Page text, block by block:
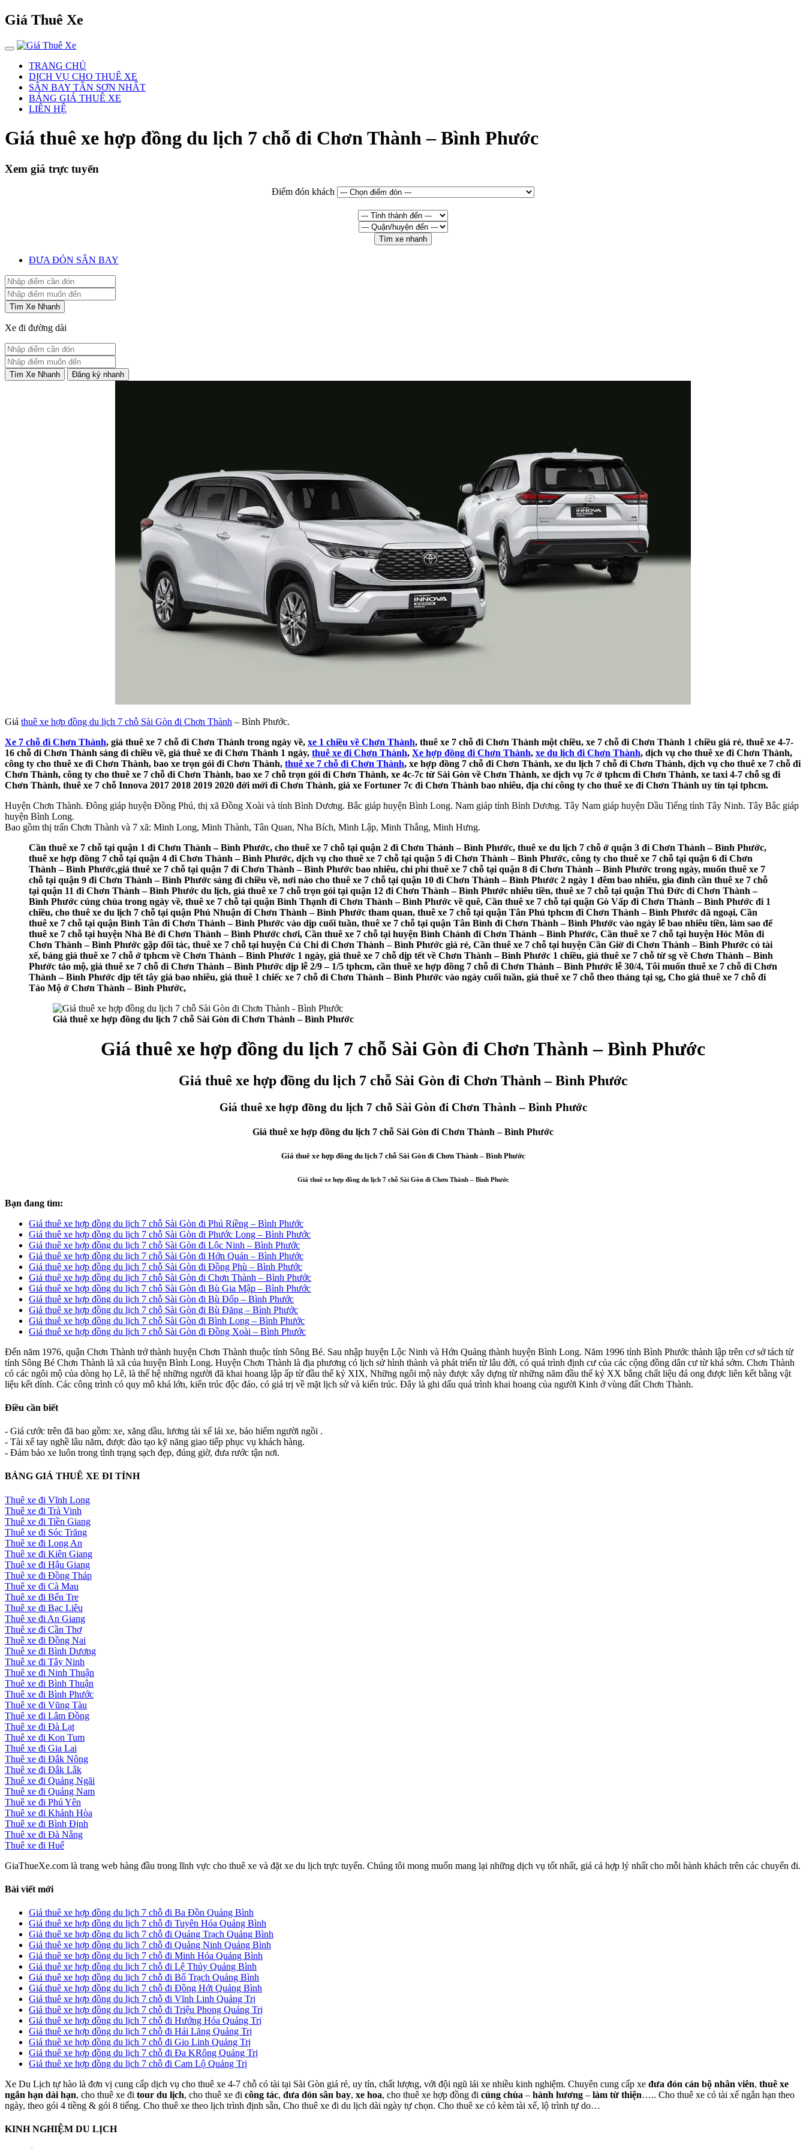
Giá Thuê Xe
TRANG CHỦ
DỊCH VỤ CHO THUÊ XE
SÂN BAY TÂN SƠN NHẤT
BẢNG GIÁ THUÊ XE
LIÊN HỆ
Giá thuê xe hợp đồng du lịch 7 chỗ đi Chơn Thành – Bình Phước
Xem giá trực tuyến
Điểm đón khách
Tìm xe nhanh
ĐƯA ĐÓN SÂN BAY
Tìm Xe Nhanh
Xe đi đường dài
Tìm Xe Nhanh Đăng ký nhanh
Giá thuê xe hợp đồng du lịch 7 chỗ Sài Gòn đi Chơn Thành – Bình Phước.
Xe 7 chỗ đi Chơn Thành, giá thuê xe 7 chỗ đi Chơn Thành trong ngày về, xe 1 chiều về Chơn Thành, thuê xe 7 chỗ đi Chơn Thành một chiều, xe 7 chỗ đi Chơn Thành 1 chiều giá rẻ, thuê xe 4-7-
16 chỗ đi Chơn Thành sáng đi chiều về, giá thuê xe đi Chơn Thành 1 ngày, thuê xe đi Chơn Thành, Xe hợp đồng đi Chơn Thành, xe du lịch đi Chơn Thành, dịch vụ cho thuê xe đi Chơn Thành,
công ty cho thuê xe đi Chơn Thành, bao xe trọn gói đi Chơn Thành, thuê xe 7 chỗ đi Chơn Thành, xe hợp đồng 7 chỗ đi Chơn Thành, xe du lịch 7 chỗ đi Chơn Thành, dịch vụ cho thuê xe 7 chỗ đi
Chơn Thành, công ty cho thuê xe 7 chỗ đi Chơn Thành, bao xe 7 chỗ trọn gói đi Chơn Thành, xe 4c-7c từ Sài Gòn về Chơn Thành, xe dịch vụ 7c ở tphcm đi Chơn Thành, xe taxi 4-7 chỗ sg đi
Chơn Thành, thuê xe 7 chỗ Innova 2017 2018 2019 2020 đời mới đi Chơn Thành, giá xe Fortuner 7c đi Chơn Thành bao nhiêu, địa chỉ công ty cho thuê xe đi Chơn Thành uy tín tại tphcm.
Huyện Chơn Thành. Đông giáp huyện Đồng Phú, thị xã Đồng Xoài và tỉnh Bình Dương. Bắc giáp huyện Bình Long. Nam giáp tỉnh Bình Dương. Tây Nam giáp huyện Dầu Tiếng tỉnh Tây Ninh. Tây Bắc giáp
huyện Bình Long.
Bao gồm thị trấn Chơn Thành và 7 xã: Minh Long, Minh Thành, Tân Quan, Nha Bích, Minh Lập, Minh Thắng, Minh Hưng.
Cần thuê xe 7 chỗ tại quận 1 đi Chơn Thành – Bình Phước, cho thuê xe 7 chỗ tại quận 2 đi Chơn Thành – Bình Phước, thuê xe du lịch 7 chỗ ở quận 3 đi Chơn Thành – Bình Phước,
thuê xe hợp đồng 7 chỗ tại quận 4 đi Chơn Thành – Bình Phước, dịch vụ cho thuê xe 7 chỗ tại quận 5 đi Chơn Thành – Bình Phước, công ty cho thuê xe 7 chỗ tại quận 6 đi Chơn
Thành – Bình Phước,giá thuê xe 7 chỗ tại quận 7 đi Chơn Thành – Bình Phước bao nhiêu, chi phí thuê xe 7 chỗ tại quận 8 đi Chơn Thành – Bình Phước trong ngày, muốn thuê xe 7
chỗ tại quận 9 đi Chơn Thành – Bình Phước sáng đi chiều về, nơi nào cho thuê xe 7 chỗ tại quận 10 đi Chơn Thành – Bình Phước 2 ngày 1 đêm bao nhiêu, gia đình cần thuê xe 7 chỗ
tại quận 11 đi Chơn Thành – Bình Phước du lịch, giá thuê xe 7 chỗ trọn gói tại quận 12 đi Chơn Thành – Bình Phước nhiêu tiền, thuê xe 7 chỗ tại quận Thủ Đức đi Chơn Thành –
Bình Phước cúng chùa trong ngày về, thuê xe 7 chỗ tại quận Bình Thạnh đi Chơn Thành – Bình Phước về quê, Cần thuê xe 7 chỗ tại quận Gò Vấp đi Chơn Thành – Bình Phước đi 1
chiều, cho thuê xe du lịch 7 chỗ tại quận Phú Nhuận đi Chơn Thành – Bình Phước tham quan, thuê xe 7 chỗ tại quận Tân Phú tphcm đi Chơn Thành – Bình Phước dã ngoại, Cần
thuê xe 7 chỗ tại quận Bình Tân đi Chơn Thành – Bình Phước vào dịp cuối tuần, thuê xe 7 chỗ tại quận Tân Bình đi Chơn Thành – Bình Phước vào ngày lễ bao nhiêu tiền, làm sao để
thuê xe 7 chỗ tại huyện Nhà Bè đi Chơn Thành – Bình Phước chơi, Cần thuê xe 7 chỗ tại huyện Bình Chánh đi Chơn Thành – Bình Phước, Cần thuê xe 7 chỗ tại huyện Hóc Môn đi
Chơn Thành – Bình Phước gặp đối tác, thuê xe 7 chỗ tại huyện Củ Chi đi Chơn Thành – Bình Phước giá rẻ, Cần thuê xe 7 chỗ tại huyện Cần Giờ đi Chơn Thành – Bình Phước có tài
xế, bảng giá thuê xe 7 chỗ ở tphcm về Chơn Thành – Bình Phước 1 ngày, giá thuê xe 7 chỗ dịp tết về Chơn Thành – Bình Phước 1 chiều, giá thuê xe 7 chỗ từ sg về Chơn Thành – Bình
Phước tảo mộ, giá thuê xe 7 chỗ đi Chơn Thành – Bình Phước dịp lễ 2/9 – 1/5 tphcm, cần thuê xe hợp đồng 7 chỗ đi Chơn Thành – Bình Phước lễ 30/4, Tôi muốn thuê xe 7 chỗ đi Chơn
Thành – Bình Phước dịp tết tây giá bao nhiêu, giá thuê 1 chiếc xe 7 chỗ đi Chơn Thành – Bình Phước vào ngày cuối tuần, giá thuê xe 7 chỗ theo tháng tại sg, Cho giá thuê xe 7 chỗ đi
Tảo Mộ ở Chơn Thành – Bình Phước,
Giá thuê xe hợp đồng du lịch 7 chỗ Sài Gòn đi Chơn Thành – Bình Phước
Giá thuê xe hợp đồng du lịch 7 chỗ Sài Gòn đi Chơn Thành – Bình Phước
Giá thuê xe hợp đồng du lịch 7 chỗ Sài Gòn đi Chơn Thành – Bình Phước
Giá thuê xe hợp đồng du lịch 7 chỗ Sài Gòn đi Chơn Thành – Bình Phước
Giá thuê xe hợp đồng du lịch 7 chỗ Sài Gòn đi Chơn Thành – Bình Phước
Giá thuê xe hợp đồng du lịch 7 chỗ Sài Gòn đi Chơn Thành – Bình Phước
Giá thuê xe hợp đồng du lịch 7 chỗ Sài Gòn đi Chơn Thành – Bình Phước
Bạn đang tìm:
Giá thuê xe hợp đồng du lịch 7 chỗ Sài Gòn đi Phú Riềng – Bình Phước
Giá thuê xe hợp đồng du lịch 7 chỗ Sài Gòn đi Phước Long – Bình Phước
Giá thuê xe hợp đồng du lịch 7 chỗ Sài Gòn đi Lộc Ninh – Bình Phước
Giá thuê xe hợp đồng du lịch 7 chỗ Sài Gòn đi Hớn Quản – Bình Phước
Giá thuê xe hợp đồng du lịch 7 chỗ Sài Gòn đi Đồng Phù – Bình Phước
Giá thuê xe hợp đồng du lịch 7 chỗ Sài Gòn đi Chơn Thành – Bình Phước
Giá thuê xe hợp đồng du lịch 7 chỗ Sài Gòn đi Bù Gia Mập – Bình Phước
Giá thuê xe hợp đồng du lịch 7 chỗ Sài Gòn đi Bù Đốp – Bình Phước
Giá thuê xe hợp đồng du lịch 7 chỗ Sài Gòn đi Bù Đăng – Bình Phước
Giá thuê xe hợp đồng du lịch 7 chỗ Sài Gòn đi Bình Long – Bình Phước
Giá thuê xe hợp đồng du lịch 7 chỗ Sài Gòn đi Đồng Xoài – Bình Phước
Đến năm 1976, quận Chơn Thành trở thành huyện Chơn Thành thuộc tỉnh Sông Bé. Sau nhập huyện Lộc Ninh và Hớn Quảng thành huyện Bình Long. Năm 1996 tỉnh Bình Phước thành lập trên cơ sở tách từ
tỉnh Sông Bé Chơn Thành là xã của huyện Bình Long. Huyện Chơn Thành là địa phương có lịch sử hình thành và phát triển từ lâu đời, có quá trình định cư của các cộng đồng dân cư từ khá sớm. Chơn Thành
có các ngôi mộ của dòng họ Lê, là thế hệ những người đã khai hoang lập ấp từ đầu thế kỷ XIX, Những ngôi mộ này được xây dựng từ những năm đầu thế kỷ XX bằng chất liệu đá ong được liên kết bằng vật
liệu kết dính. Các công trình có quy mô khá lớn, kiến trúc độc đáo, có giá trị về mặt lịch sử và kiến trúc. Đây là ghi dấu quá trình khai hoang của người Kinh ở vùng đất Chơn Thành.
Điều cần biết
- Giá cước trên đã bao gồm: xe, xăng dầu, lương tài xế lái xe, bảo hiểm người ngồi .
- Tài xế tay nghề lâu năm, được đào tạo kỹ năng giao tiếp phục vụ khách hàng.
- Đảm bảo xe luôn trong tình trạng sạch đẹp, đúng giờ, đưa rước tận nơi.
BẢNG GIÁ THUÊ XE ĐI TỈNH
Thuê xe đi Vĩnh Long
Thuê xe đi Trà Vinh
Thuê xe đi Tiền Giang
Thuê xe đi Sóc Trăng
Thuê xe đi Long An
Thuê xe đi Kiên Giang
Thuê xe đi Hậu Giang
Thuê xe đi Đồng Tháp
Thuê xe đi Cà Mau
Thuê xe đi Bến Tre
Thuê xe đi Bạc Liêu
Thuê xe đi An Giang
Thuê xe đi Cần Thơ
Thuê xe đi Đồng Nai
Thuê xe đi Bình Dương
Thuê xe đi Tây Ninh
Thuê xe đi Ninh Thuận
Thuê xe đi Bình Thuận
Thuê xe đi Bình Phước
Thuê xe đi Vũng Tàu
Thuê xe đi Lâm Đồng
Thuê xe đi Đà Lạt
Thuê xe đi Kon Tum
Thuê xe đi Gia Lai
Thuê xe đi Đắk Nông
Thuê xe đi Đắk Lắk
Thuê xe đi Quảng Ngãi
Thuê xe đi Quảng Nam
Thuê xe đi Phú Yên
Thuê xe đi Khánh Hòa
Thuê xe đi Bình Định
Thuê xe đi Đà Nẵng
Thuê xe đi Huế
GiaThueXe.com là trang web hàng đầu trong lĩnh vực cho thuê xe và đặt xe du lịch trực tuyến. Chúng tôi mong muốn mang lại những dịch vụ tốt nhất, giá cả hợp lý nhất cho mỗi hành khách trên các chuyến đi.
Bài viết mới
Giá thuê xe hợp đồng du lịch 7 chỗ đi Ba Đồn Quảng Bình
Giá thuê xe hợp đồng du lịch 7 chỗ đi Tuyên Hóa Quảng Bình
Giá thuê xe hợp đồng du lịch 7 chỗ đi Quảng Trạch Quảng Bình
Giá thuê xe hợp đồng du lịch 7 chỗ đi Quảng Ninh Quảng Bình
Giá thuê xe hợp đồng du lịch 7 chỗ đi Minh Hóa Quảng Bình
Giá thuê xe hợp đồng du lịch 7 chỗ đi Lệ Thủy Quảng Bình
Giá thuê xe hợp đồng du lịch 7 chỗ đi Bố Trạch Quảng Bình
Giá thuê xe hợp đồng du lịch 7 chỗ đi Đồng Hới Quảng Bình
Giá thuê xe hợp đồng du lịch 7 chỗ đi Vĩnh Linh Quảng Trị
Giá thuê xe hợp đồng du lịch 7 chỗ đi Triệu Phong Quảng Trị
Giá thuê xe hợp đồng du lịch 7 chỗ đi Hướng Hóa Quảng Trị
Giá thuê xe hợp đồng du lịch 7 chỗ đi Hải Lăng Quảng Trị
Giá thuê xe hợp đồng du lịch 7 chỗ đi Gio Linh Quảng Trị
Giá thuê xe hợp đồng du lịch 7 chỗ đi Đa KRông Quảng Trị
Giá thuê xe hợp đồng du lịch 7 chỗ đi Cam Lộ Quảng Trị
Xe Du Lịch tự hào là đơn vị cung cấp dịch vụ cho thuê xe 4-7 chỗ có tài tại Sài Gòn giá rẻ, uy tín, chất lượng, với đội ngũ lái xe nhiều kinh nghiệm. Chuyên cung cấp xe đưa đón cán bộ nhân viên, thuê xe
ngắn hạn dài hạn, cho thuê xe đi tour du lịch, cho thuê xe đi công tác, đưa đón sân bay, xe hoa, cho thuê xe hợp đồng đi cúng chùa – hành hương – làm từ thiện….. Cho thuê xe có tài xế ngắn hạn theo
ngày, theo gói 4 tiềng & gói 8 tiếng. Cho thuê xe theo lịch trình định sẵn, Cho thuê xe đi du lịch dài ngày tự chọn. Cho thuê xe có kèm tài xế, lộ trình tự do…
KINH NGHIỆM DU LỊCH